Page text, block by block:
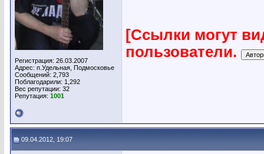
Регистрация: 26.03.2007
Адрес: п.Удельная, Подмосковье
Сообщений: 2,793
Поблагодарили: 1,292
Вес репутации: 32
Репутация: 1001
[Ссылки могут
пользователи.
09.04.2012, 19:07